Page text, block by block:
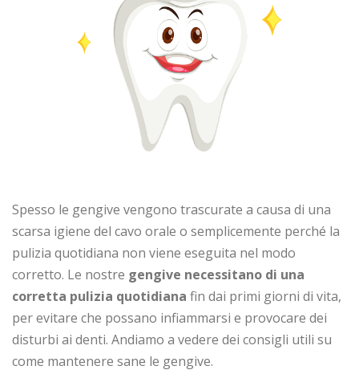
Spesso le gengive vengono trascurate a causa di una
scarsa igiene del cavo orale o semplicemente perché la
pulizia quotidiana non viene eseguita nel modo
corretto. Le nostre gengive necessitano di una
corretta pulizia quotidiana fin dai primi giorni di vita,
per evitare che possano infiammarsi e provocare dei
disturbi ai denti. Andiamo a vedere dei consigli utili su
come mantenere sane le gengive.